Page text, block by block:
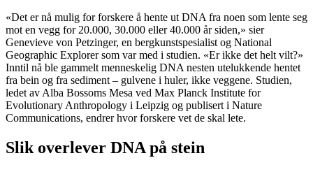
«Det er nå mulig for forskere å hente ut DNA fra noen som lente seg
mot en vegg for 20.000, 30.000 eller 40.000 år siden,» sier
Genevieve von Petzinger, en bergkunstspesialist og National
Geographic Explorer som var med i studien. «Er ikke det helt vilt?»
Inntil nå ble gammelt menneskelig DNA nesten utelukkende hentet
fra bein og fra sediment – gulvene i huler, ikke veggene. Studien,
ledet av Alba Bossoms Mesa ved Max Planck Institute for
Evolutionary Anthropology i Leipzig og publisert i Nature
Communications, endrer hvor forskere vet de skal lete.
Slik overlever DNA på stein